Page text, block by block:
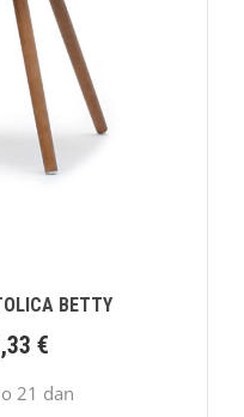
BETTY
€
21 dan